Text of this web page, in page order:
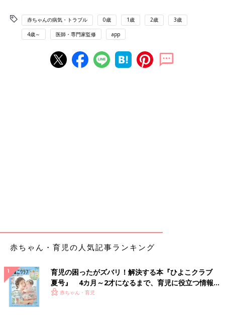
赤ちゃんの病気・トラブル 0歳 1歳 2歳 3歳
4歳～ 医師・専門家監修 app
赤ちゃん・育児の人気記事ランキング
育児の困ったがズバリ！解決する本『ひよこクラブ
夏号』 4カ月～2才になるまで、育児に役立つ情報が
いっぱい！
赤ちゃん・育児